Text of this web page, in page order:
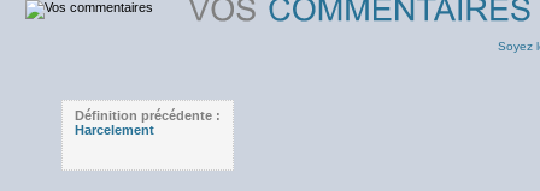
Soyez
Définition précédente :
Harcelement